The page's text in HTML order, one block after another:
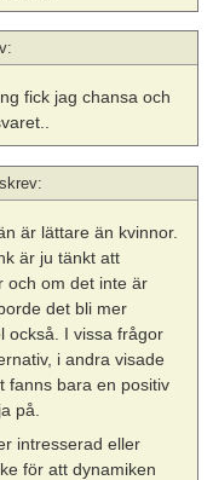
fick jag chansa och
skrev:
är lättare än kvinnor.
är ju tänkt att
och om det inte är
det bli mer
också. I vissa frågor
i andra visade
fanns bara en positiv
på.
intresserad eller
för att dynamiken